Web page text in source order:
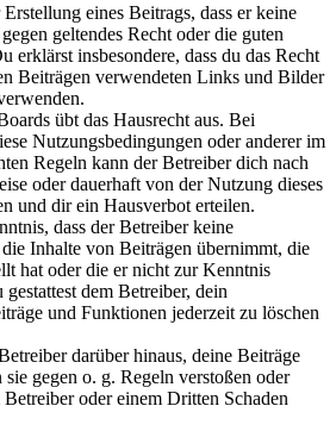
eines Beitrags, dass er keine
geltendes Recht oder die guten
erklärst insbesondere, dass du das Recht
Beiträgen verwendeten Links und Bilder
übt das Hausrecht aus. Bei
Nutzungsbedingungen oder anderer im
Regeln kann der Betreiber dich nach
oder dauerhaft von der Nutzung dieses
und dir ein Hausverbot erteilen.
dass der Betreiber keine
Inhalte von Beiträgen übernimmt, die
hat oder die er nicht zur Kenntnis
dem Betreiber, dein
und Funktionen jederzeit zu löschen
darüber hinaus, deine Beiträge
sie gegen o. g. Regeln verstoßen oder
Betreiber oder einem Dritten Schaden